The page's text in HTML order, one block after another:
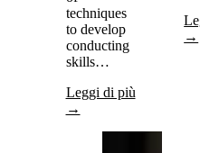
techniques
to develop
conducting
skills…
Leggi di più
→
→